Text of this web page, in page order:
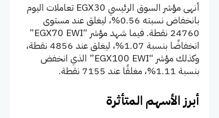
أنهى مؤشر السوق الرئيسي EGX30 تعاملات اليوم
بانخفاض نسبته 0.56%، ليغلق عند مستوى
24760 نقطة. فيما شهد مؤشر “EGX70 EWI”
انخفاضًا بنسبة 1.07%، ليغلق عند 4856 نقطة،
وكذلك مؤشر “EGX100 EWI” الذي انخفض
بنسبة 1.11%، مغلقًا عند 7155 نقطة.
أبرز الأسهم المتأثرة